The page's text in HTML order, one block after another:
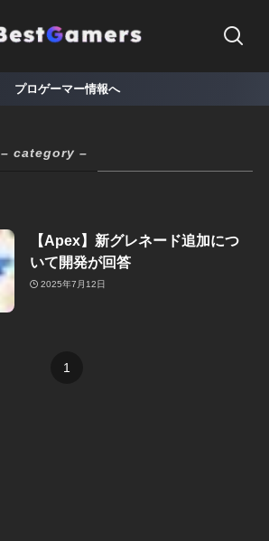
プロゲーマー情報へ
– category –
【Apex】新グレネード追加につ
いて開発が回答
2025年7月12日
1